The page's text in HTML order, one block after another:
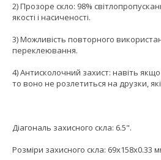
2) Прозоре скло: 98%
якості і насиченості.
3) Можливість повторного
переклеювання.
4) Антисколочний захист: навіть
то воно не розлетиться на друзки,
Діагональ захисного скла: 6.5".
Розміри захисного скла: 69x158x0.33